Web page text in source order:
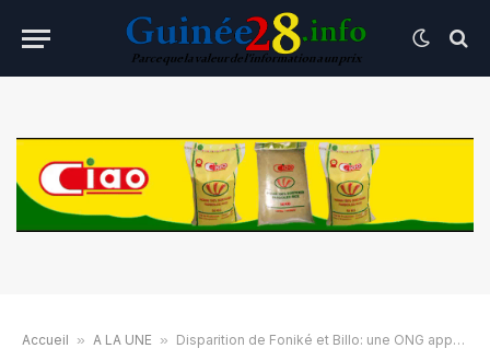
Accueil » A LA UNE » Disparition de Foniké et Billo: une ONG appelle à une enquête indépendante